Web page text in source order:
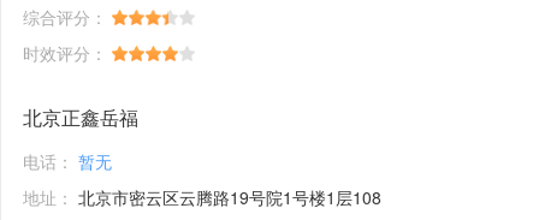
综合评分：
时效评分：
北京正鑫岳福
电话： 暂无
地址： 北京市密云区云腾路19号院1号楼1层108